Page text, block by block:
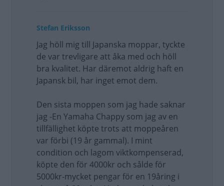
Stefan Eriksson
Jag höll mig till Japanska moppar, tyckte
de var trevligare att åka med och höll
bra kvalitet. Har däremot aldrig haft en
Japansk bil, har inget emot dem.
Den sista moppen som jag hade saknar
jag -En Yamaha Chappy som jag av en
tillfällighet köpte trots att moppeåren
var förbi (19 år gammal). I mint
condition och lagom viktkompenserad,
köpte den för 4000kr och sålde för
5000kr-mycket pengar för en 19åring i